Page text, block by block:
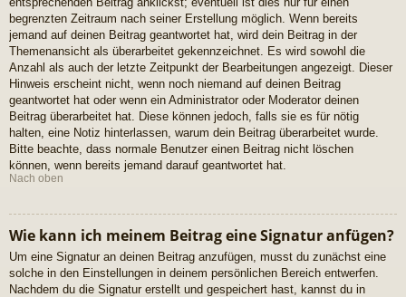
begrenzten Zeitraum nach seiner Erstellung möglich. Wenn bereits
jemand auf deinen Beitrag geantwortet hat, wird dein Beitrag in der
Themenansicht als überarbeitet gekennzeichnet. Es wird sowohl die
Anzahl als auch der letzte Zeitpunkt der Bearbeitungen angezeigt. Dieser
Hinweis erscheint nicht, wenn noch niemand auf deinen Beitrag
geantwortet hat oder wenn ein Administrator oder Moderator deinen
Beitrag überarbeitet hat. Diese können jedoch, falls sie es für nötig
halten, eine Notiz hinterlassen, warum dein Beitrag überarbeitet wurde.
Bitte beachte, dass normale Benutzer einen Beitrag nicht löschen
können, wenn bereits jemand darauf geantwortet hat.
Nach oben
Wie kann ich meinem Beitrag eine Signatur anfügen?
Um eine Signatur an deinen Beitrag anzufügen, musst du zunächst eine
solche in den Einstellungen in deinem persönlichen Bereich entwerfen.
Nachdem du die Signatur erstellt und gespeichert hast, kannst du in